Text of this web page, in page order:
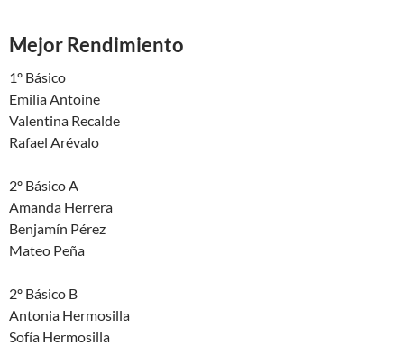
Mejor Rendimiento
1º Básico
Emilia Antoine
Valentina Recalde
Rafael Arévalo
2º Básico A
Amanda Herrera
Benjamín Pérez
Mateo Peña
2º Básico B
Antonia Hermosilla
Sofía Hermosilla